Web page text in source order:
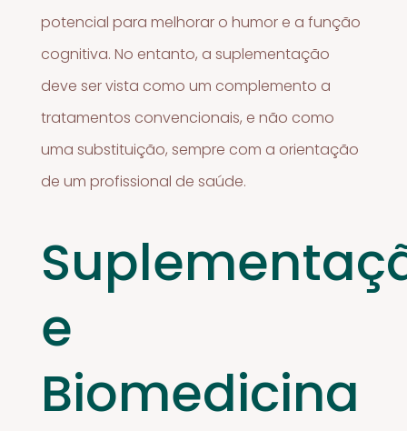
potencial para melhorar o humor e a função
cognitiva. No entanto, a suplementação
deve ser vista como um complemento a
tratamentos convencionais, e não como
uma substituição, sempre com a orientação
de um profissional de saúde.
e
Biomedicina